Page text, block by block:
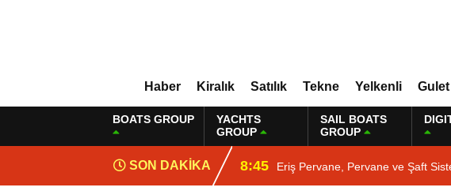
Haber Kiralık Satılık Tekne Yelkenli Gulet
BOATS GROUP
YACHTS
GROUP
SAIL BOATS
GROUP
SON DAKİKA 8:45 Eriş Pervane, Pervane ve Şaft